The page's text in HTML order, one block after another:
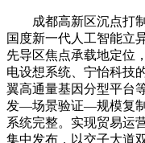
成都高新区沉点打制
国度新一代人工智能立
先导区焦点承载地定位
电设想系统、宁怡科技
翼高通量基因分型平台
发—场景验证—规模复
系统完整。实现贸易运
集中发布，以交子大道